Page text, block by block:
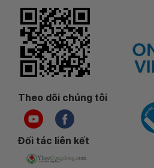
Theo dõi chúng tôi
Đối tác liên kết